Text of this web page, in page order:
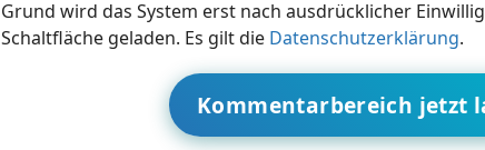
Grund wird das System erst nach ausdrücklicher
Schaltfläche geladen. Es gilt die Datenschutzerklärung.
Kommentarbereich jetzt